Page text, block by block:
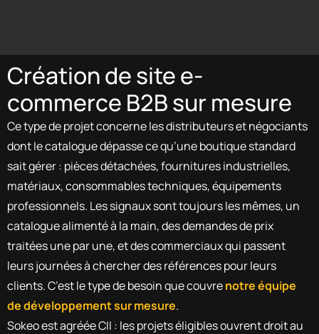
Création de site e-
commerce B2B sur mesure
Ce type de projet concerne les distributeurs et négociants
dont le catalogue dépasse ce qu’une boutique standard
sait gérer : pièces détachées, fournitures industrielles,
matériaux, consommables techniques, équipements
professionnels. Les signaux sont toujours les mêmes, un
catalogue alimenté à la main, des demandes de prix
traitées une par une, et des commerciaux qui passent
leurs journées à chercher des références pour leurs
clients. C’est le type de besoin que couvrenotre équipe
de développement sur mesure.
Sokeo est agréée CII : les projets éligibles ouvrent droit au